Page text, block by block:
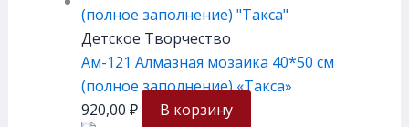
Детское Творчество
Ам-121 Алмазная мозаика 40*50 см
(полное заполнение) «Такса»
920,00 ₽ В корзину